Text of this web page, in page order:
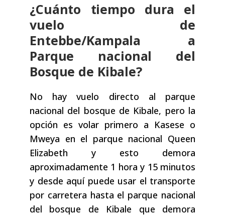
¿Cuánto tiempo dura el
vuelo de
Entebbe/Kampala a
Parque nacional del
Bosque de Kibale?
No hay vuelo directo al parque
nacional del bosque de Kibale, pero la
opción es volar primero a Kasese o
Mweya en el parque nacional Queen
Elizabeth y esto demora
aproximadamente 1 hora y 15 minutos
y desde aquí puede usar el transporte
por carretera hasta el parque nacional
del bosque de Kibale que demora